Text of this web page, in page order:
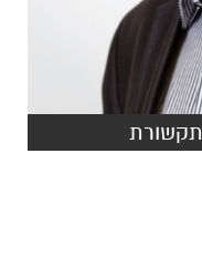
תקשורת